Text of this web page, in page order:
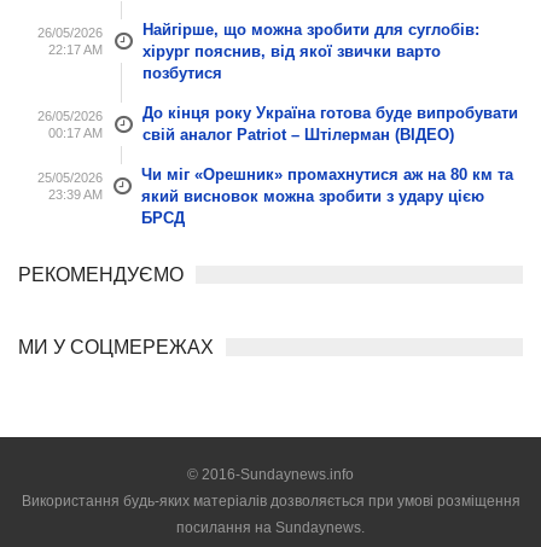
26/05/2026
22:17 AM
Найгірше, що можна зробити для суглобів:
хірург пояснив, від якої звички варто
позбутися
26/05/2026
00:17 AM
До кінця року Україна готова буде випробувати
свій аналог Patriot – Штілерман (ВІДЕО)
25/05/2026
23:39 AM
Чи міг «Орешник» промахнутися аж на 80 км та
який висновок можна зробити з удару цією
БРСД
РЕКОМЕНДУЄМО
МИ У СОЦМЕРЕЖАХ
© 2016-Sundaynews.info
Використання будь-яких матеріалів дозволяється при умові розміщення
посилання на Sundaynews.